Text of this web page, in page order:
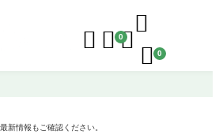
  0

 0
新情報もご確認ください。